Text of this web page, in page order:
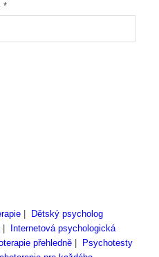
*
|
Dětský psycholog
|
Internetová psychologická
přehledně|
Psychotesty